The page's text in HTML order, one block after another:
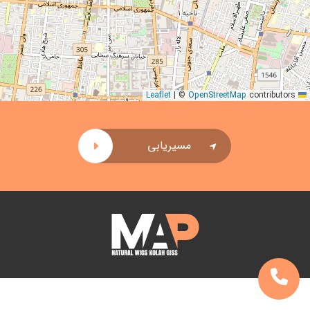
|© OpenStreetMapcontributors
مسیریابی